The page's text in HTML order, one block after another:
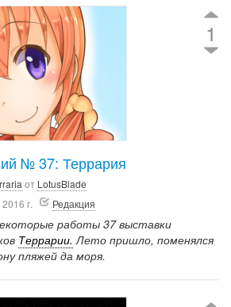
1
№ 37: Террария
от LotusBlade
г. Редакция
работы 37 выставки
Террарии. Лето пришло, поменялся
пляжей да моря.